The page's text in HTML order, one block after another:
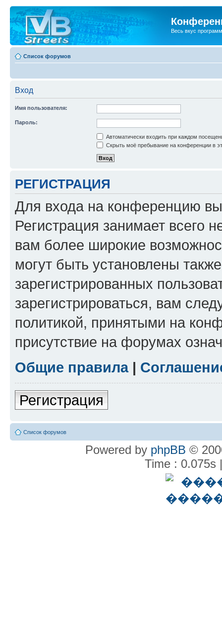
Весь вкус
Список форумов
Вход
Имя пользователя:
Пароль:
Автоматически входить при каждом
Скрыть моё пребывание на конференции в
РЕГИСТРАЦИЯ
Для входа на конференцию
Регистрация занимает всего
вам более широкие
могут быть установлены
зарегистрированных
зарегистрироваться, вам
политикой, принятыми на
присутствие на форумах
Общие правила|
Регистрация
Список форумов
Powered by phpBB ©
Time : 0.075s